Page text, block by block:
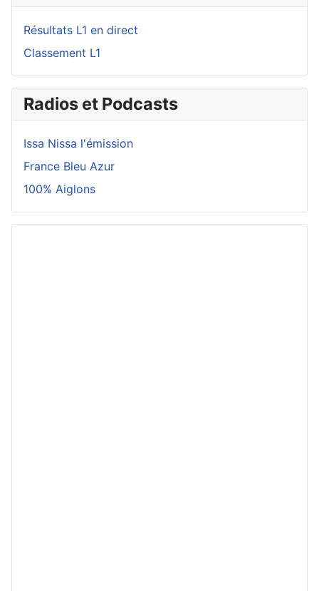
Résultats L1 en direct
Classement L1
Radios et Podcasts
Issa Nissa l'émission
France Bleu Azur
100% Aiglons